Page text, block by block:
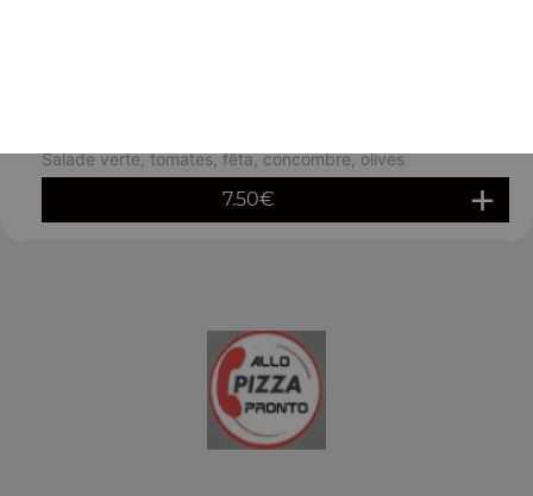
Salade verte, tomates, fêta, concombre, olives
7.50€